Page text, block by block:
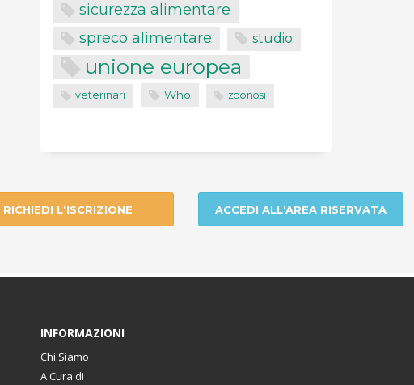
sicurezza alimentare
spreco alimentare studio
unione europea
veterinari Who zoonosi
RICHIEDI L'ISCRIZIONE ACCEDI ALL'AREA RISERVATA
INFORMAZIONI
Chi Siamo
A Cura di